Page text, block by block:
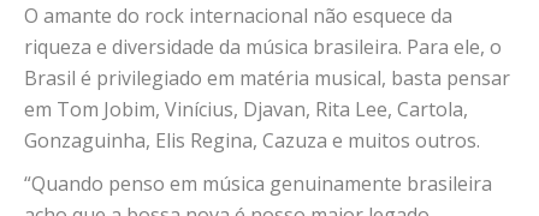
O amante do rock internacional não esquece da
riqueza e diversidade da música brasileira. Para ele, o
Brasil é privilegiado em matéria musical, basta pensar
em Tom Jobim, Vinícius, Djavan, Rita Lee, Cartola,
Gonzaguinha, Elis Regina, Cazuza e muitos outros.
“Quando penso em música genuinamente brasileira